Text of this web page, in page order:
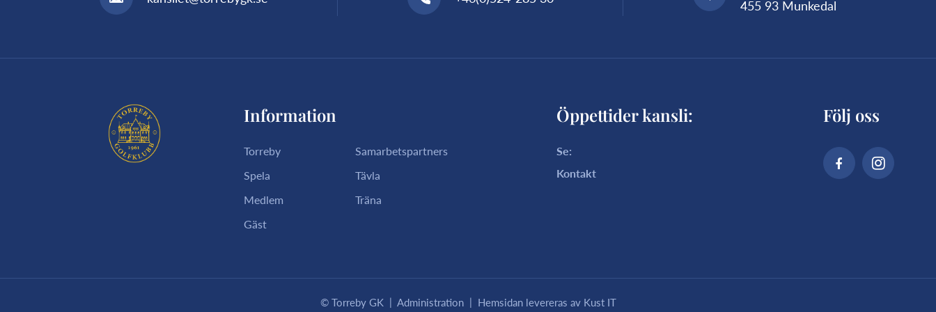
455 93 Munkedal
Information
Torreby
Samarbetspartners
Spela
Tävla
Medlem
Träna
Gäst
Öppettider kansli:
Se:
Kontakt
Följ oss
© Torreby GK | Administration | Hemsidan levereras av Kust IT